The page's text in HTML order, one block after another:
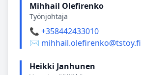
Mihhail Olefirenko
Työnjohtaja
📞 +358442433010
✉️ mihhail.olefirenko@tstoy.fi
Heikki Janhunen